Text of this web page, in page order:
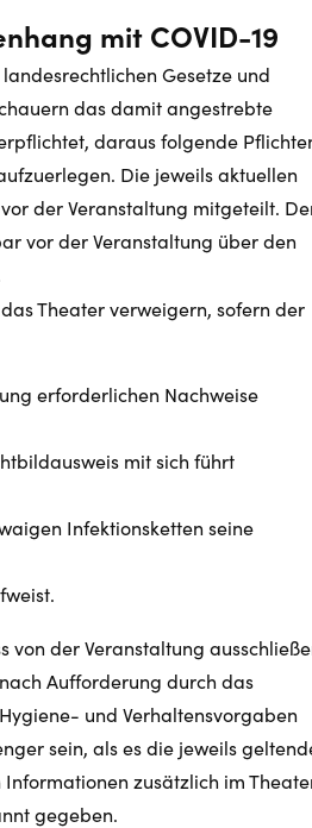
mit COVID-19
Gesetze und
das damit angestrebte
daraus folgende
Die jeweils aktuellen
der Veranstaltung mitgeteilt.
vor der Veranstaltung über den
Theater verweigern, sofern der
erforderlichen Nachweise
mit sich führt
Infektionsketten seine
von der Veranstaltung
Aufforderung durch das
und Verhaltensvorgaben
sein, als es die jeweils
zusätzlich im
gegeben.